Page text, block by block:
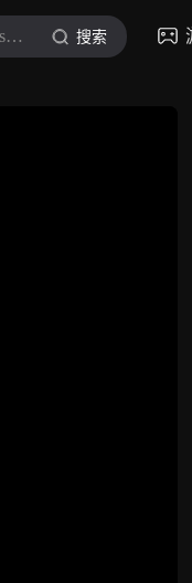
Miss拉丁舞 搜索